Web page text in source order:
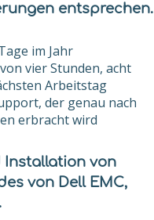
entsprechen.
im Jahr
vier Stunden, acht
Arbeitstag
der genau nach
erbracht wird
Installation von
von Dell EMC,